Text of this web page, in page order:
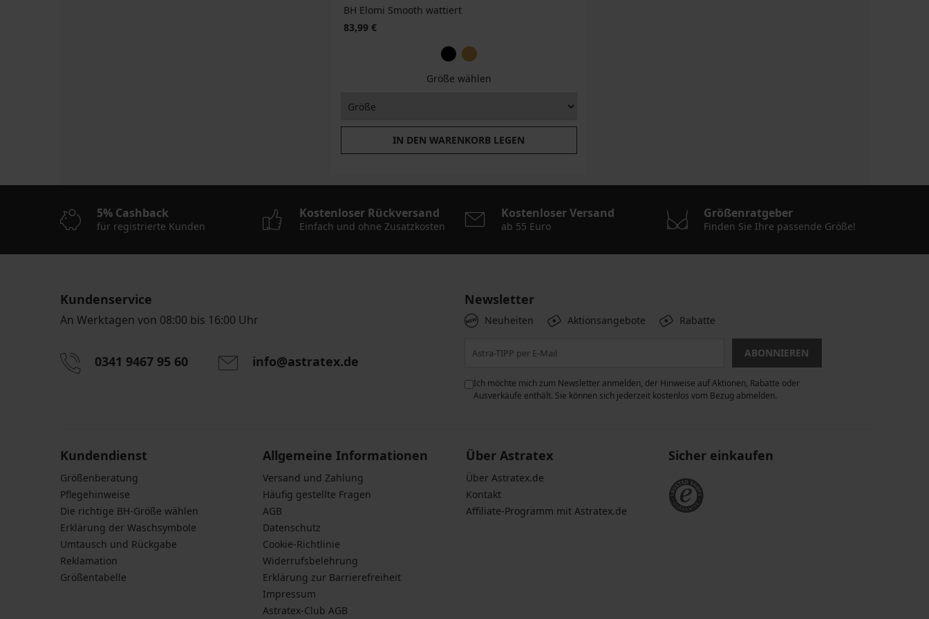
BH Elomi Smooth wattiert
83,99 €
Größe wählen
IN DEN WARENKORB LEGEN
5% Cashback
für registrierte Kunden
Kostenloser Rückversand
Einfach und ohne Zusatzkosten
Kostenloser Versand
ab 55 Euro
Größenratgeber
Finden Sie Ihre passende Größe!
Kundenservice
An Werktagen von 08:00 bis 16:00 Uhr
0341 9467 95 60 info@astratex.de
Newsletter
Neuheiten Aktionsangebote Rabatte
ABONNIEREN
Ich möchte mich zum Newsletter anmelden, der Hinweise auf Aktionen, Rabatte oder
Ausverkäufe enthält. Sie können sich jederzeit kostenlos vom Bezug abmelden.
Kundendienst
Größenberatung
Pflegehinweise
Die richtige BH-Größe wählen
Erklärung der Waschsymbole
Umtausch und Rückgabe
Reklamation
Größentabelle
Allgemeine Informationen
Versand und Zahlung
Häufig gestellte Fragen
AGB
Datenschutz
Cookie-Richtlinie
Widerrufsbelehrung
Erklärung zur Barrierefreiheit
Impressum
Astratex-Club AGB
Über Astratex
Über Astratex.de
Kontakt
Affiliate-Programm mit Astratex.de
Sicher einkaufen